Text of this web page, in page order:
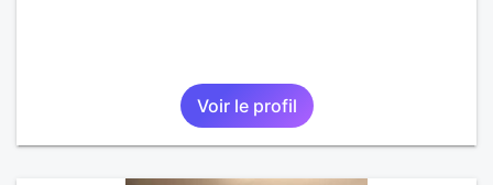
Voir le profil